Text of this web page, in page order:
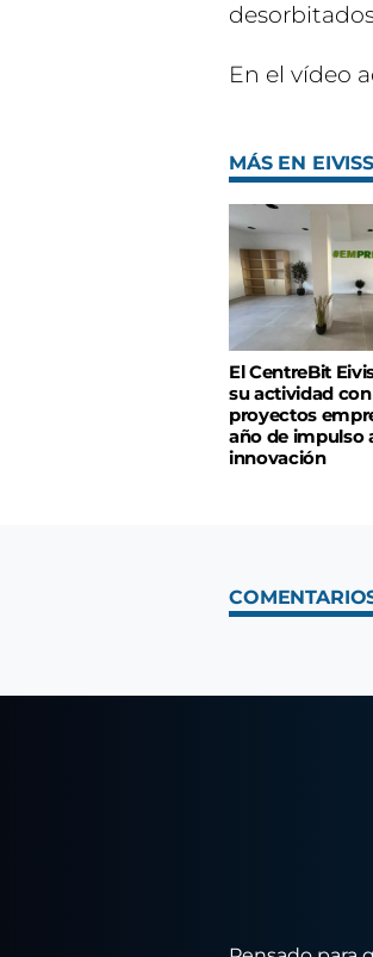
En el vídeo
MÁS EN
El CentreBit
su actividad
proyectos
año de impulso
innovación